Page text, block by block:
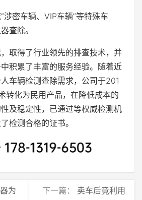
涉密车辆、VIP车辆”等特殊车
查除。
取得了行业领先的排查技术，并
积累了丰富的服务经验。随着近
车辆检测查除需求，公司于201
转化为民用产品，在降低成本的
及稳定性，已通过等权威检测机
检测合格的证书。
为
下一篇： 卖车后竟利用